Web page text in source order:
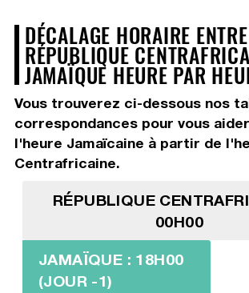
DÉCALAGE HORAIRE
RÉPUBLIQUE
JAMAÏQUE HEURE PAR
Vous trouverez ci-dessous nos
correspondances pour vous
l'heure Jamaïcaine à partir de
Centrafricaine.
RÉPUBLIQUE
00H00
JAMAÏQUE : 18H00
(JOUR -1)